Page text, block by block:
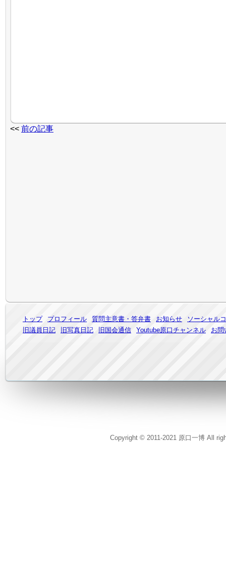
<< 前の記事
トップ プロフィール 質問主意書・答弁書 お知らせ
ソーシャル
旧議員日記
旧写真日記 旧国会通信 Youtube原口チャンネル お問
Copyright © 2011-2021 原口一博 All